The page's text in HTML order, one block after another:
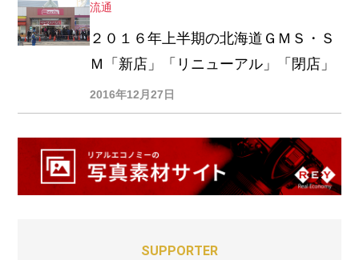
流通
２０１６年上半期の北海道ＧＭＳ・Ｓ
Ｍ「新店」「リニューアル」「閉店」
2016年12月27日
SUPPORTER